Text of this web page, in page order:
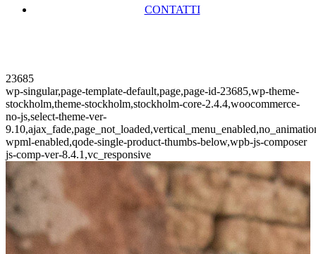
CONTATTI
23685
wp-singular,page-template-default,page,page-id-23685,wp-theme-
stockholm,theme-stockholm,stockholm-core-2.4.4,woocommerce-
no-js,select-theme-ver-
wpml-enabled,qode-single-product-thumbs-below,wpb-js-composer
js-comp-ver-8.4.1,vc_responsive